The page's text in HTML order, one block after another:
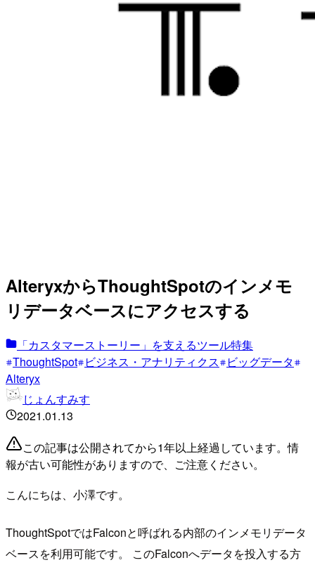
AlteryxからThoughtSpotのインメモ
リデータベースにアクセスする
「カスタマーストーリー」を支えるツール特集
ThoughtSpot ビジネス・アナリティクス
ビッグデータ
Alteryx
じょんすみす
2021.01.13
この記事は公開されてから1年以上経過しています。情
報が古い可能性がありますので、ご注意ください。
こんにちは、小澤です。
ThoughtSpotではFalconと呼ばれる内部のインメモリデータ
ベースを利用可能です。 このFalconへデータを投入する方